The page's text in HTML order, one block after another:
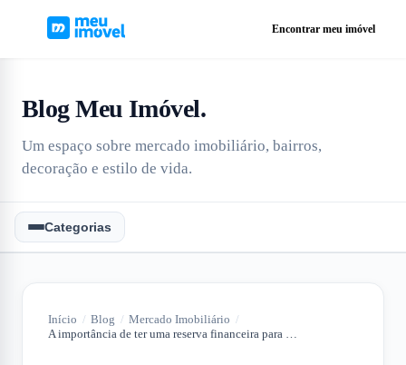
Encontrar meu imóvel
Blog Meu Imóvel.
Um espaço sobre mercado imobiliário, bairros,
decoração e estilo de vida.
Categorias
Início / Blog / Mercado Imobiliário /
A importância de ter uma reserva financeira para comprar um imóvel